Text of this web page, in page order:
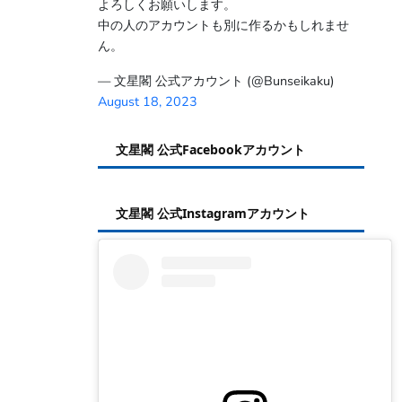
よろしくお願いします。
中の人のアカウントも別に作るかもしれませ
ん。
— 文星閣 公式アカウント (@Bunseikaku)
August 18, 2023
文星閣 公式Facebookアカウント
文星閣 公式Instagramアカウント